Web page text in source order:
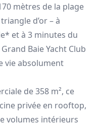
mètres de la plage
d’or – à
et à 3 minutes du
Baie Yacht Club
vie absolument
de 358 m², ce
privée en rooftop,
volumes intérieurs